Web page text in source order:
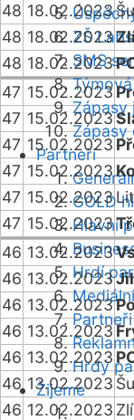
ZŠ
SMS
Zápasy
Zápasy
Partneři
GOLD
Hlavní
Hrdí
Hrdý
Žijeme
48 18.02.2023
48 18.02.2023
48 18.02.2023
47 15.02.2023
47 15.02.2023
47 15.02.2023
47 15.02.2023
47 15.02.2023
47 15.02.2023
46 13.02.2023
46 13.02.2023
46 13.02.2023
46 13.02.2023
46 13.02.2023
46 13.02.2023
46 12.02.2023